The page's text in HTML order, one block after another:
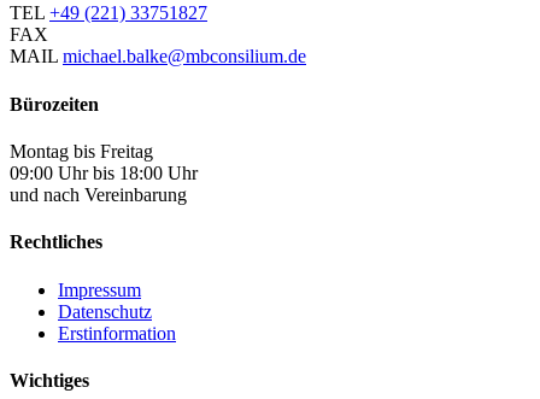
TEL +49 (221) 33751827
FAX
MAIL michael.balke@mbconsilium.de
Bürozeiten
Montag bis Freitag
09:00 Uhr bis 18:00 Uhr
und nach Vereinbarung
Rechtliches
Impressum
Datenschutz
Erstinformation
Wichtiges